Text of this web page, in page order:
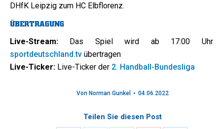
DHfK Leipzig zum HC Elbflorenz.
ÜBERTRAGUNG
Live-Stream: Das Spiel wird ab 17:00 Uhr
sportdeutschland.tv übertragen
Live-Ticker: Live-Ticker der 2. Handball-Bundesliga
Von Norman Gunkel 04.06.2022
Teilen Sie diesen Post